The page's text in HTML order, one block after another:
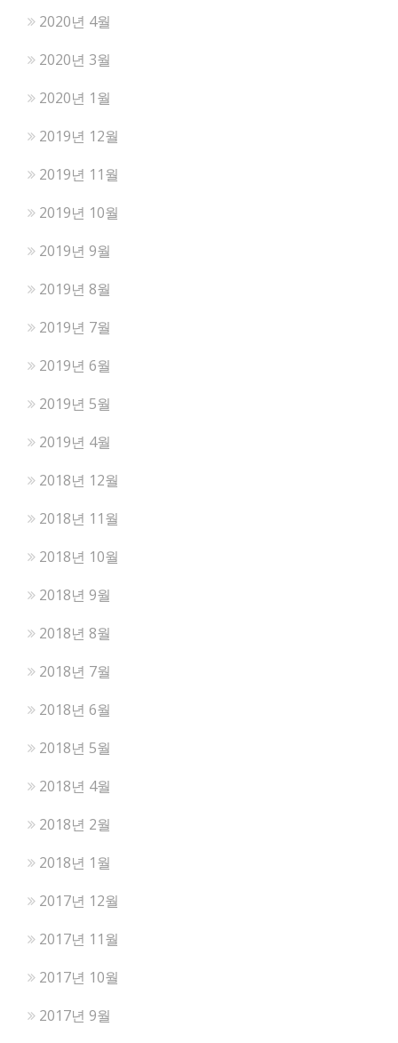
2020년 4월
2020년 3월
2020년 1월
2019년 12월
2019년 11월
2019년 10월
2019년 9월
2019년 8월
2019년 7월
2019년 6월
2019년 5월
2019년 4월
2018년 12월
2018년 11월
2018년 10월
2018년 9월
2018년 8월
2018년 7월
2018년 6월
2018년 5월
2018년 4월
2018년 2월
2018년 1월
2017년 12월
2017년 11월
2017년 10월
2017년 9월